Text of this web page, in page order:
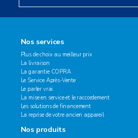
Nos services
Plus de choix au meilleur prix
La livraison
La garantie COPRA
Le Service Après-Vente
Le parler vrai
La mise en service et le raccordement
Les solutions de financement
La reprise de votre ancien appareil
Nos produits